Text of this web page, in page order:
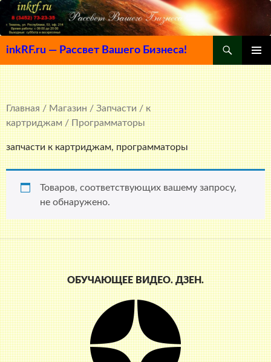
inkRF.ru — Рассвет Вашего Бизнеса!
МЕНЮ
К
СОДЕРЖИМОМУ
Главная/Магазин/Запчасти/к
картриджам/ Программаторы
запчасти к картриджам, программаторы
Товаров, соответствующих вашему запросу,
не обнаружено.
ОБУЧАЮЩЕЕ ВИДЕО. ДЗЕН.